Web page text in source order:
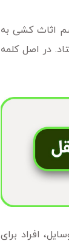
اثاث کشی به
در اصل کلمه
افراد برای